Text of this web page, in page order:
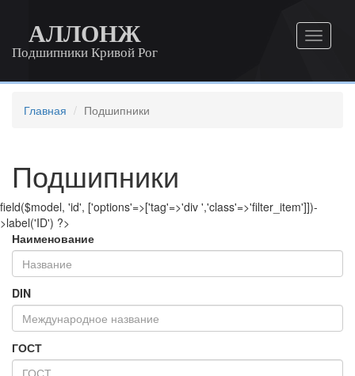
АЛЛОНЖ
Подшипники Кривой Рог
Главная Подшипники
Подшипники
field($model, 'id', ['options'=>['tag'=>'div ','class'=>'filter_item']])-
>label('ID') ?>
Наименование
DIN
ГОСТ